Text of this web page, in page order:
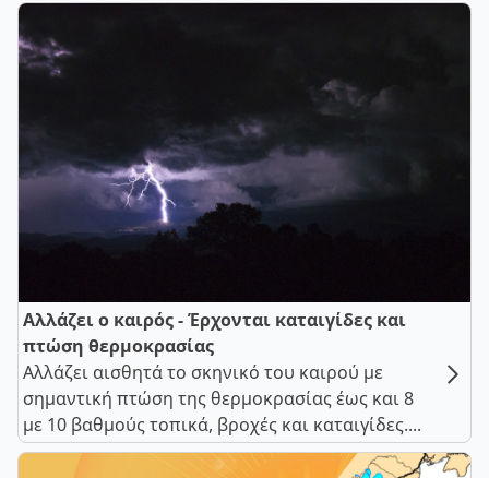
Αλλάζει ο καιρός - Έρχονται καταιγίδες και
πτώση θερμοκρασίας
Αλλάζει αισθητά το σκηνικό του καιρού με
σημαντική πτώση της θερμοκρασίας έως και 8
με 10 βαθμούς τοπικά, βροχές και καταιγίδες....